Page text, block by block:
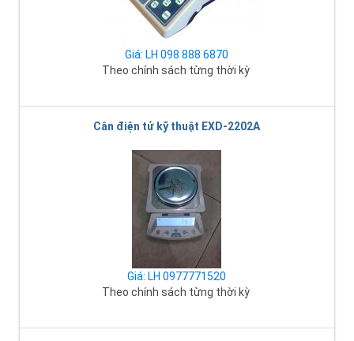
Giá: LH 098 888 6870
Theo chính sách từng thời kỳ
Cân điện tử kỹ thuật EXD-2202A
Giá: LH 0977771520
Theo chính sách từng thời kỳ